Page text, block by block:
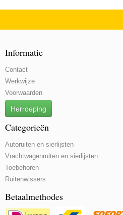
Informatie
Contact
Werkwijze
Voorwaarden
Herroeping
Categorieën
Autoruiten en sierlijsten
Vrachtwagenruiten en sierlijsten
Toebehoren
Ruitenwissers
Betaalmethodes